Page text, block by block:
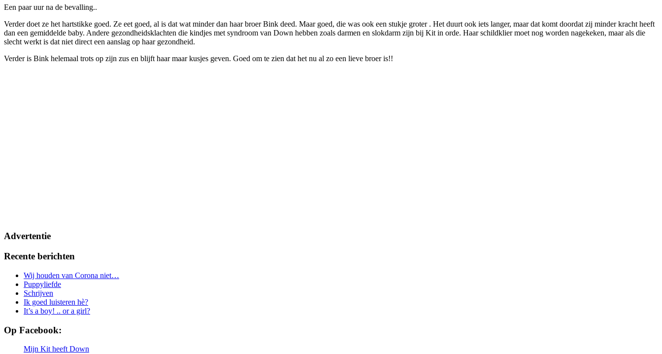
Een paar uur na de bevalling..
Verder doet ze het hartstikke goed. Ze eet goed, al is dat wat minder dan haar broer Bink deed. Maar goed, die was ook een stukje groter . Het duurt ook iets langer, maar dat komt doordat zij minder kracht heeft
dan een gemiddelde baby. Andere gezondheidsklachten die kindjes met syndroom van Down hebben zoals darmen en slokdarm zijn bij Kit in orde. Haar schildklier moet nog worden nagekeken, maar als die
slecht werkt is dat niet direct een aanslag op haar gezondheid.
Verder is Bink helemaal trots op zijn zus en blijft haar maar kusjes geven. Goed om te zien dat het nu al zo een lieve broer is!!
Advertentie
Recente berichten
Wij houden van Corona niet…
Puppyliefde
Schrijven
Ik goed luisteren hè?
It’s a boy! .. or a girl?
Op Facebook:
Mijn Kit heeft Down